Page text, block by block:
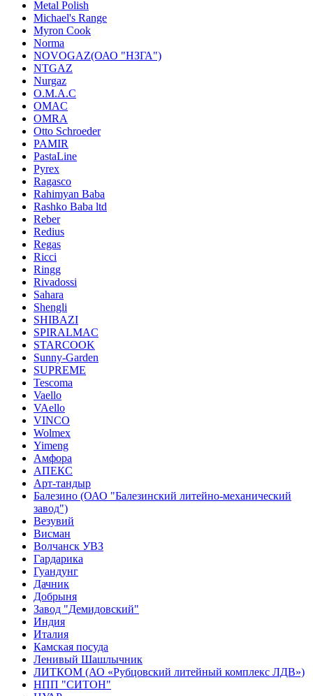
Metal Polish
Michael's Range
Myron Cook
Norma
NOVOGAZ(ОАО "НЗГА")
NTGAZ
Nurgaz
O.M.A.C
OMAC
OMRA
Otto Schroeder
PAMIR
PastaLine
Pyrex
Ragasco
Rahimyan Baba
Rashko Baba ltd
Reber
Redius
Regas
Ricci
Ringg
Rivadossi
Sahara
Shengli
SHIBAZI
SPIRALMAC
STARCOOK
Sunny-Garden
SUPREME
Tescoma
Vaello
VAello
VINCO
Wolmex
Yimeng
Амфора
АПЕКС
Арт-тандыр
Балезино (ОАО "Балезинский литейно-механический
завод")
Везувий
Висман
Волчанск УВЗ
Гардарика
Гуандунг
Дачник
Добрыня
Завод "Демидовский"
Индия
Италия
Камская посуда
Ленивый Шашлычник
ЛИТКОМ (АО «Рубцовский литейный комплекс ЛДВ»)
НПП "СИТОН"